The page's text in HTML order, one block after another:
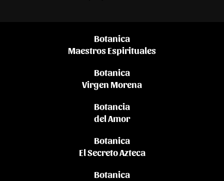
Botanica
Maestros Espirituales
Botanica
Virgen Morena
Botancia
del Amor
Botanica
El Secreto Azteca
Botanica